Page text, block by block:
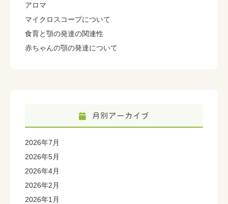
アロマ
マイクロスコープについて
食育と顎の発達の関連性
赤ちゃんの顎の発達について
月別アーカイブ
2026年7月
2026年5月
2026年4月
2026年2月
2026年1月